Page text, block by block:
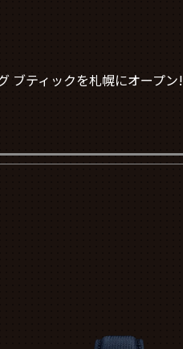
ブティックを札幌にオープン!